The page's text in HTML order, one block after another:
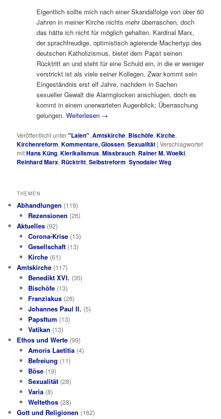
Eigentlich sollte mich nach einer Skandalfolge von über 60
Jahren in meiner Kirche nichts mehr überraschen, doch
das hätte ich nicht für möglich gehalten. Kardinal Marx,
der sprachfreudige, optimistisch agierende Machertyp des
deutschen Katholizismus, bietet dem Papst seinen
Rücktritt an und steht für eine Schuld ein, in die er weniger
verstrickt ist als viele seiner Kollegen. Zwar kommt sein
Eingeständnis erst elf Jahre, nachdem in Sachen
sexueller Gewalt die Alarmglocken anschlugen, doch es
kommt in einem unerwarteten Augenblick; Überraschung
gelungen.Weiterlesen →
Veröffentlicht unter"Laien",Amtskirche, Bischöfe,Kirche,
Kirchenreform,Kommentare, Glossen,Sexualität |Verschlagwortet
mitHans Küng,Klerikalismus,Missbrauch, Rainer M. Woelki,
Reinhard Marx, Rücktritt,Selbstreform,Synodaler Weg
THEMEN
Abhandlungen (119)
Rezensionen (26)
Aktuelles (92)
Corona-Krise(13)
Gesellschaft(13)
Kirche(61)
Amtskirche (117)
Benedikt XVI. (35)
Bischöfe(13)
Franziskus(28)
Johannes Paul II. (5)
Papsttum (13)
Vatikan (13)
Ethos und Werte (99)
Amoris Laetitia(4)
Befreiung (11)
Böse(19)
Sexualität(28)
Varia(8)
Weltethos(28)
Gott und Religionen (162)